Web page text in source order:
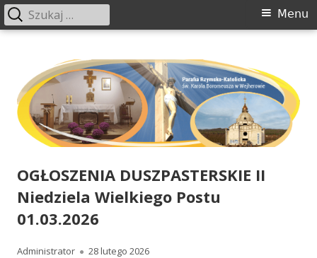
treści
Menu
Menu
Szukaj:
OGŁOSZENIA DUSZPASTERSKIE II
Niedziela Wielkiego Postu
01.03.2026
Autor
Administrator Opublikowano
28 lutego 2026